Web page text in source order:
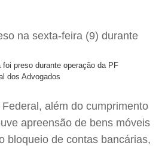
preso durante operação da PF
dos Advogados
além do cumprimento
apreensão de bens móveis
bloqueio de contas bancárias,